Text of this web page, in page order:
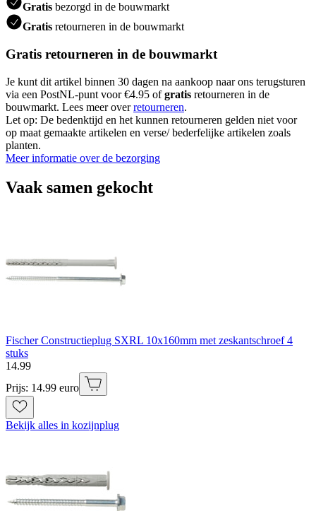
Gratis bezorgd in de bouwmarkt
Gratis retourneren in de bouwmarkt
Gratis retourneren in de bouwmarkt
Je kunt dit artikel binnen 30 dagen na aankoop naar ons terugsturen
via een PostNL-punt voor €4.95 ofgratis retourneren in de
bouwmarkt. Lees meer overretourneren.
Let op: De bedenktijd en het kunnen retourneren gelden niet voor
op maat gemaakte artikelen en verse/ bederfelijke artikelen zoals
planten.
Meer informatie over de bezorging
Vaak samen gekocht
Fischer Constructieplug SXRL 10x160mm met zeskantschroef 4
stuks
14.99
Prijs: 14.99 euro
Bekijk alles in kozijnplug